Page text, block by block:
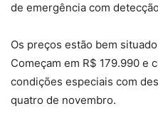
de emergência com
Os preços estão bem
Começam em R$ 179.990 e
condições especiais com
quatro de novembro.